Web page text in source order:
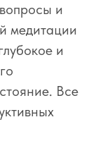
и
медитации
и
Все